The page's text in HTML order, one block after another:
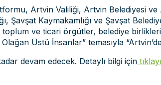
Artvin Valiliği, Artvin Belediyesi
Şavşat Kaymakamlığı ve Şavşat
ve ticari örgütler, belediye
Üstü İnsanlar” temasıyla
devam edecek. Detaylı bilgi için